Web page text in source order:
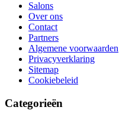
Salons
Over ons
Contact
Partners
Algemene voorwaarden
Privacyverklaring
Sitemap
Cookiebeleid
Categorieën